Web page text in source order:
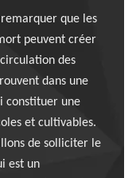
que les
peuvent créer
des
dans une
constituer une
et cultivables.
de solliciter le
est un